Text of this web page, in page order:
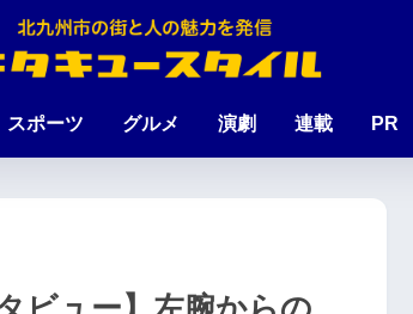
スポーツ グルメ 演劇 連載 PR